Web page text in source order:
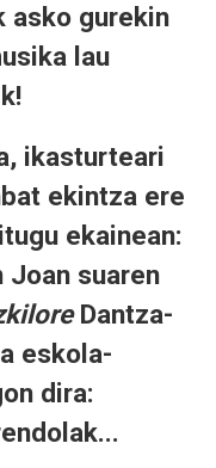
asko gurekin
lau
ikasturteari
ekintza ere
ekainean:
Joan suaren
Dantza-
eskola-
dira: